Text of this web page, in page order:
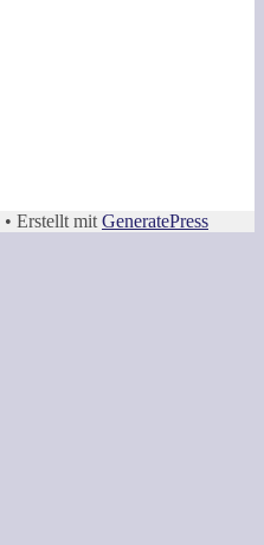
• Erstellt mit GeneratePress